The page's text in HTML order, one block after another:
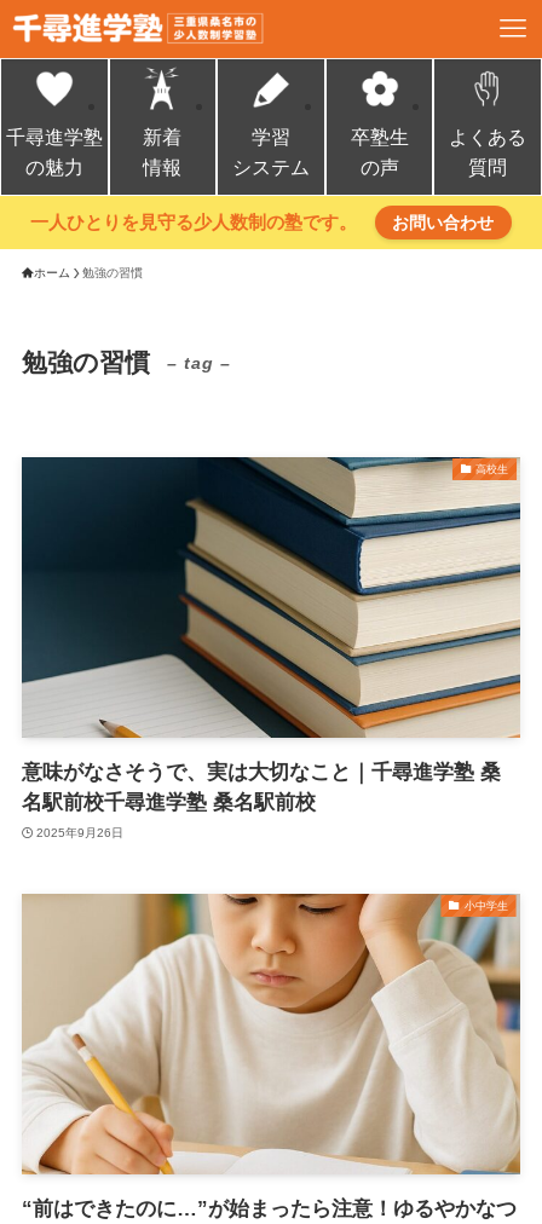
千尋進学塾
の魅力
新着
情報
学習
システム
卒塾生
の声
よくある
質問
一人ひとりを見守る少人数制の塾です。 お問い合わせ
ホーム 勉強の習慣
勉強の習慣 – tag –
高校生
意味がなさそうで、実は大切なこと｜千尋進学塾 桑
名駅前校千尋進学塾 桑名駅前校
2025年9月26日
小中学生
“前はできたのに…”が始まったら注意！ゆるやかなつ